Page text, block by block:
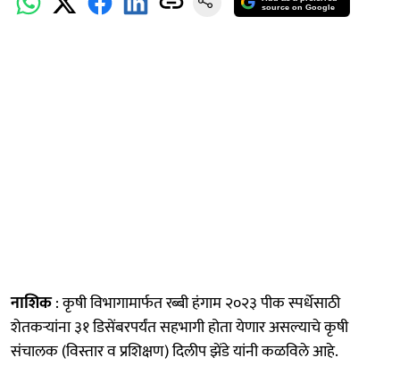
source on Google
नाशिक: कृषी विभागामार्फत रब्बी हंगाम २०२३ पीक स्पर्धेसाठी
शेतकऱ्यांना ३१ डिसेंबरपर्यंत सहभागी होता येणार असल्याचे कृषी
संचालक (विस्तार व प्रशिक्षण) दिलीप झेंडे यांनी कळविले आहे.